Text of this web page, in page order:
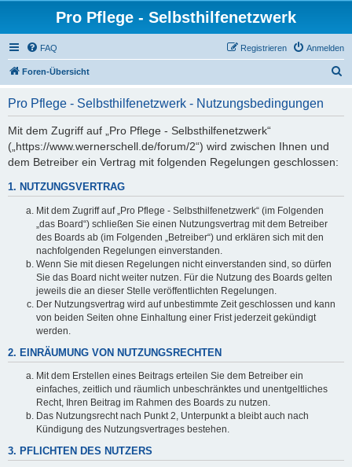
Pro Pflege - Selbsthilfenetzwerk
FAQ Anmelden
Registrieren
Foren-Übersicht
Pro Pflege - Selbsthilfenetzwerk - Nutzungsbedingungen
Mit dem Zugriff auf „Pro Pflege - Selbsthilfenetzwerk“
(„https://www.wernerschell.de/forum/2“) wird zwischen Ihnen und
dem Betreiber ein Vertrag mit folgenden Regelungen geschlossen:
1. NUTZUNGSVERTRAG
Mit dem Zugriff auf „Pro Pflege - Selbsthilfenetzwerk“ (im Folgenden
„das Board“) schließen Sie einen Nutzungsvertrag mit dem Betreiber
des Boards ab (im Folgenden „Betreiber“) und erklären sich mit den
nachfolgenden Regelungen einverstanden.
Wenn Sie mit diesen Regelungen nicht einverstanden sind, so dürfen
Sie das Board nicht weiter nutzen. Für die Nutzung des Boards gelten
jeweils die an dieser Stelle veröffentlichten Regelungen.
Der Nutzungsvertrag wird auf unbestimmte Zeit geschlossen und kann
von beiden Seiten ohne Einhaltung einer Frist jederzeit gekündigt
werden.
2. EINRÄUMUNG VON NUTZUNGSRECHTEN
Mit dem Erstellen eines Beitrags erteilen Sie dem Betreiber ein
einfaches, zeitlich und räumlich unbeschränktes und unentgeltliches
Recht, Ihren Beitrag im Rahmen des Boards zu nutzen.
Das Nutzungsrecht nach Punkt 2, Unterpunkt a bleibt auch nach
Kündigung des Nutzungsvertrages bestehen.
3. PFLICHTEN DES NUTZERS